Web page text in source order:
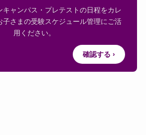
キャンパス・プレテストの日程をカレ
子さまの受験スケジュール管理にご活
用ください。
確認する ›